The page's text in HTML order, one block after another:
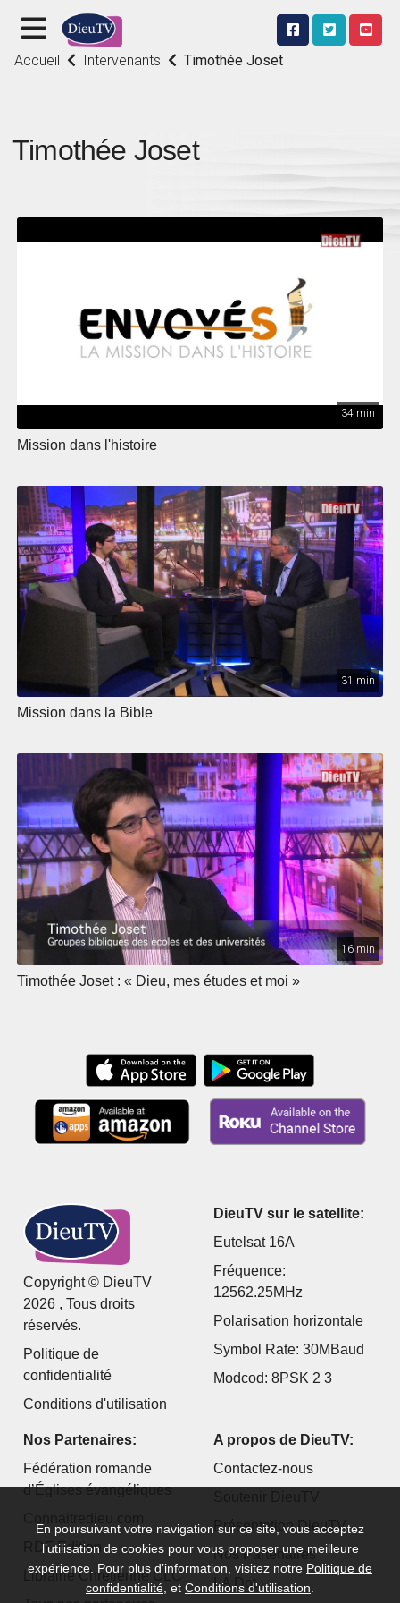
Accueil Intervenants Timothée Joset
Timothée Joset
34 min
Mission dans l'histoire
31 min
Mission dans la Bible
16 min
Timothée Joset : « Dieu, mes études et moi »
Copyright © DieuTV
2026 , Tous droits
réservés.
Politique de
confidentialité
Conditions d'utilisation
DieuTV sur le satellite:
Eutelsat 16A
Fréquence:
12562.25MHz
Polarisation horizontale
Symbol Rate: 30MBaud
Modcod: 8PSK 2 3
Nos Partenaires:
Fédération romande
d’Églises évangéliques
RDF Édition
Librairie Chrétienne CLC
A propos de DieuTV:
Contactez-nous
Présentation DieuTV
Nos Partenaires
LA Dot...
En poursuivant votre navigation sur ce site, vous acceptez
l’utilisation de cookies pour vous proposer une meilleure
expérience. Pour plus d’information, visitez notre Politique de
confidentialité , et Conditions d'utilisation